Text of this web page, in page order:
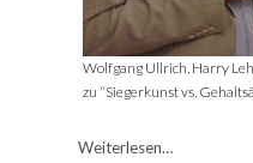
Wolfgang Ullrich, Harry
zu “Siegerkunst vs.
Weiterlesen…